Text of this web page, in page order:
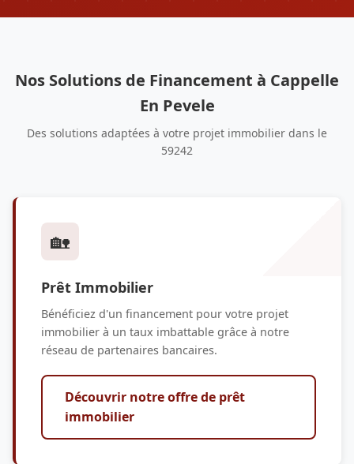
Nos Solutions de Financement à Cappelle
En Pevele
Des solutions adaptées à votre projet immobilier dans le
59242
🏡
Prêt Immobilier
Bénéficiez d'un financement pour votre projet
immobilier à un taux imbattable grâce à notre
réseau de partenaires bancaires.
Découvrir notre offre de prêt
immobilier